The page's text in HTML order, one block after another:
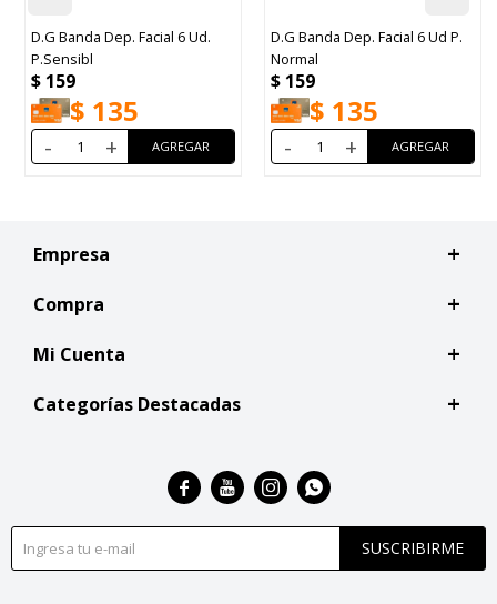
D.G Banda Dep. Facial 6 Ud.
P.Sensibl
$ 159
$ 135
- +
D.G Banda Dep. Facial 6 Ud P.
Normal
$ 159
$ 135
- +
Empresa
Compra
Mi Cuenta
Categorías Destacadas
SUSCRIBIRME
   